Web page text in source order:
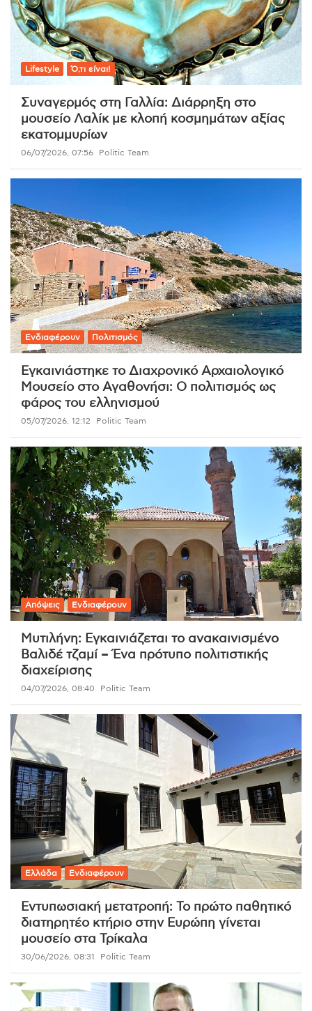
Lifestyle Ό,τι είναι!
Συναγερμός στη Γαλλία: Διάρρηξη στο
μουσείο Λαλίκ με κλοπή κοσμημάτων αξίας
εκατομμυρίων
06/07/2026, 07:56 Politic Team
Ενδιαφέρουν Πολιτισμός
Εγκαινιάστηκε το Διαχρονικό Αρχαιολογικό
Μουσείο στο Αγαθονήσι: Ο πολιτισμός ως
φάρος του ελληνισμού
05/07/2026, 12:12 Politic Team
Απόψεις Ενδιαφέρουν
Μυτιλήνη: Εγκαινιάζεται το ανακαινισμένο
Βαλιδέ τζαμί – Ένα πρότυπο πολιτιστικής
διαχείρισης
04/07/2026, 08:40 Politic Team
Ελλάδα Ενδιαφέρουν
Εντυπωσιακή μετατροπή: Το πρώτο παθητικό
διατηρητέο κτήριο στην Ευρώπη γίνεται
μουσείο στα Τρίκαλα
30/06/2026, 08:31 Politic Team